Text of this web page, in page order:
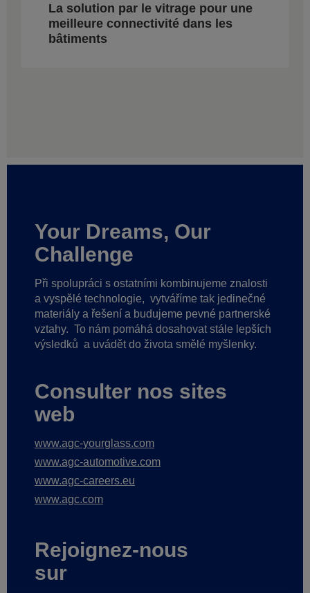
La solution par le vitrage pour une
meilleure connectivité dans les
bâtiments
Your Dreams, Our
Challenge
Při spolupráci s ostatními kombinujeme znalosti
a vyspělé technologie, vytváříme tak jedinečné
materiály a řešení a budujeme pevné partnerské
vztahy. To nám pomáhá dosahovat stále lepších
výsledků a uvádět do života smělé myšlenky.
Consulter nos sites
web
www.agc-yourglass.com
www.agc-automotive.com
www.agc-careers.eu
www.agc.com
Rejoignez-nous
sur